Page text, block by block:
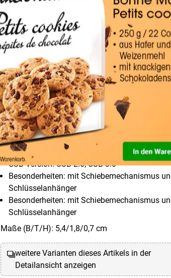
weitere Varianten dieses Artikels in der
Detailansicht anzeigen
USB-Stick 16 GB OTTO Office
Premium USB 3.0
(1)
Speicherkapazität: 16 GB
Schreibgeschwindigkeit (max.): 15 MB/s
Lesegeschwindigkeit (max.): 50 MB/s
USB-Steckplatz: Typ A
USB-Version: USB 2.0, USB 3.0
Besonderheiten: mit Schiebemechanismus
Schlüsselanhänger
Besonderheiten: mit Schiebemechanismus
Schlüsselanhänger
Maße (B/T/H): 5,4/1,8/0,7 cm
weitere Varianten dieses Artikels in der
Detailansicht anzeigen